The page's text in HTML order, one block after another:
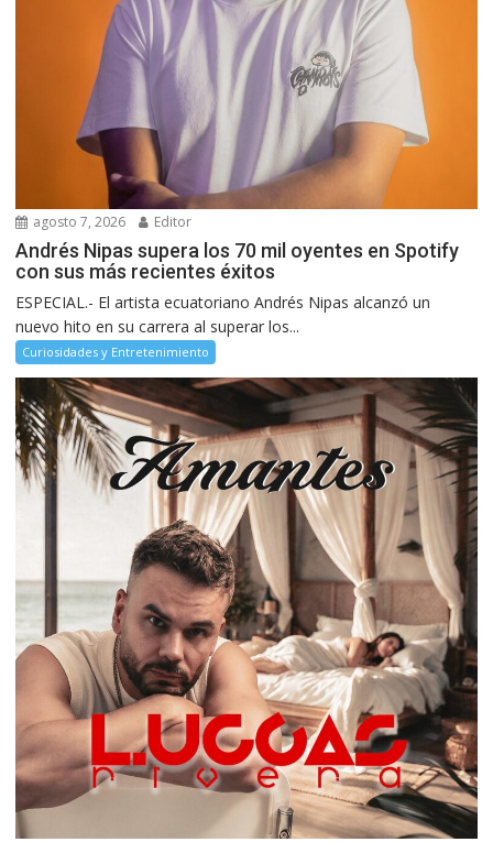
agosto 7, 2026 Editor
Andrés Nipas supera los 70 mil oyentes en Spotify
con sus más recientes éxitos
ESPECIAL.- El artista ecuatoriano Andrés Nipas alcanzó un
nuevo hito en su carrera al superar los...
Curiosidades y Entretenimiento